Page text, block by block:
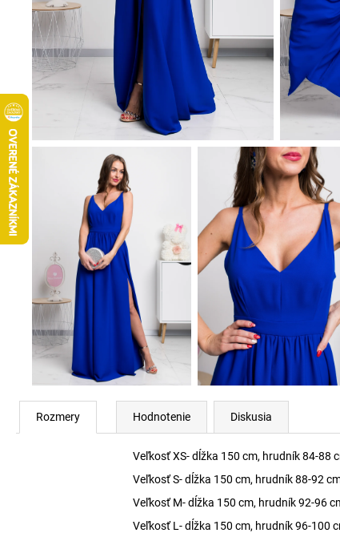
Rozmery Hodnotenie Diskusia
Veľkosť XS- dĺžka 150 cm, hrudník 84-88
Veľkosť S- dĺžka 150 cm, hrudník 88-92
Veľkosť M- dĺžka 150 cm, hrudník 92-96
Veľkosť L- dĺžka 150 cm, hrudník 96-100